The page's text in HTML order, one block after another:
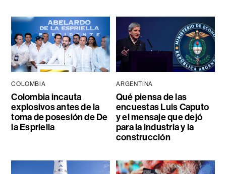
COLOMBIA
Colombia incauta
explosivos antes de la
toma de posesión de De
la Espriella
ARGENTINA
Qué piensa de las
encuestas Luis Caputo
y el mensaje que dejó
para la industria y la
construcción